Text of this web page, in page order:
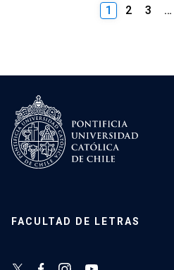
1 2 3 …
FACULTAD DE LETRAS